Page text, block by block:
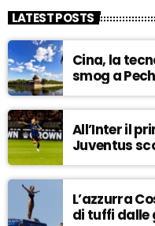
LATEST POSTS
Cina, la
smog a
All’Inter il
Juventus
L’azzurra
di tuffi dalle